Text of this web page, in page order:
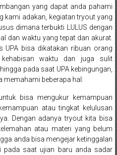
yang dapat anda pahami
kami adakan, kegiatan tryout yang
dimana terbukti LULUS dengan
dan waktu yang tepat dan akurat.
UPA bisa dikatakan ribuan orang
kehabisan waktu dan juga sulit
pada saat UPA kebingungan,
memahami beberapa hal:
bisa mengukur kemampuan
atau tingkat kelulusan
Dengan adanya tryout kita bisa
atau materi yang belum
anda bisa mengejar ketinggalan
pada saat ujian baru anda sadar